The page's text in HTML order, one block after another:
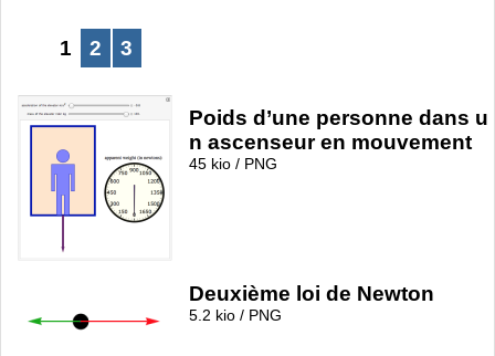
1 2 3
Poids d’une personne dans u
n ascenseur en mouvement
45 kio / PNG
Deuxième loi de Newton
5.2 kio / PNG